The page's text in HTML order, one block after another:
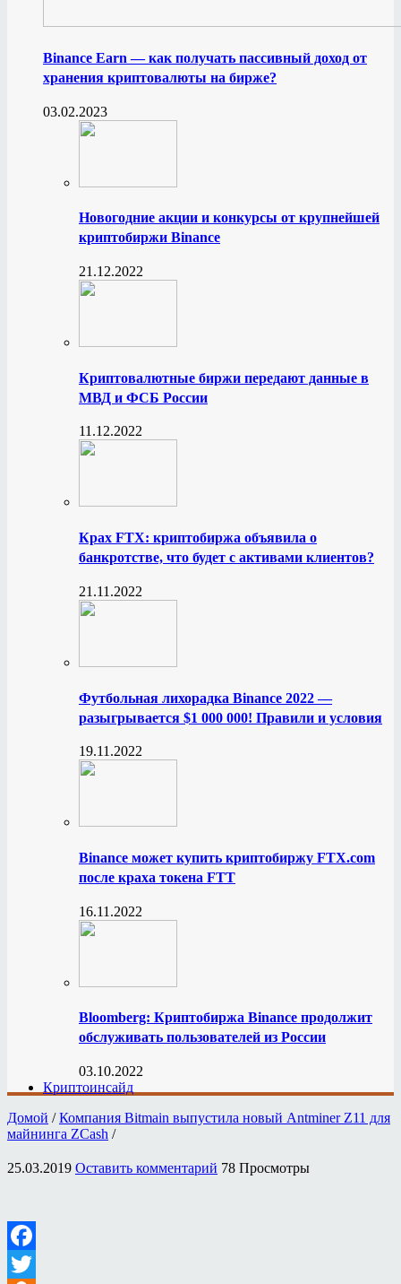
Binance Earn — как получать пассивный доход от
хранения криптовалюты на бирже?
03.02.2023
Новогодние акции и конкурсы от крупнейшей
криптобиржи Binance
21.12.2022
Криптовалютные биржи передают данные в
МВД и ФСБ России
11.12.2022
Крах FTX: криптобиржа объявила о
банкротстве, что будет с активами клиентов?
21.11.2022
Футбольная лихорадка Binance 2022 —
разыгрывается $1 000 000! Правили и условия
19.11.2022
Binance может купить криптобиржу FTX.com
после краха токена FTT
16.11.2022
Bloomberg: Криптобиржа Binance продолжит
обслуживать пользователей из России
03.10.2022
Криптоинсайд
Домой / Компания Bitmain выпустила новый Antminer Z11 для
майнинга ZCash /
25.03.2019 Оставить комментарий 78 Просмотры
Facebook